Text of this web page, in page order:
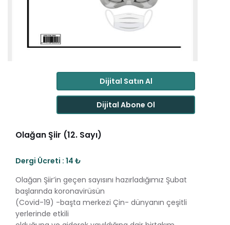
Dijital Satın Al
Dijital Abone Ol
Olağan Şiir (12. Sayı)
Dergi Ücreti : 14 ₺
Olağan Şiir’in geçen sayısını hazırladığımız Şubat
başlarında koronavirüsün
(Covid-19) -başta merkezi Çin- dünyanın çeşitli
yerlerinde etkili